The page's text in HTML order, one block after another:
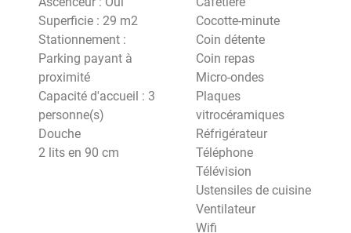
Superficie : 29 m2
Stationnement :
Parking payant à
proximité
Capacité d'accueil : 3
personne(s)
Douche
2 lits en 90 cm
Cocotte-minute
Coin détente
Coin repas
Micro-ondes
Plaques
vitrocéramiques
Réfrigérateur
Téléphone
Télévision
Ustensiles de cuisine
Ventilateur
Wifi